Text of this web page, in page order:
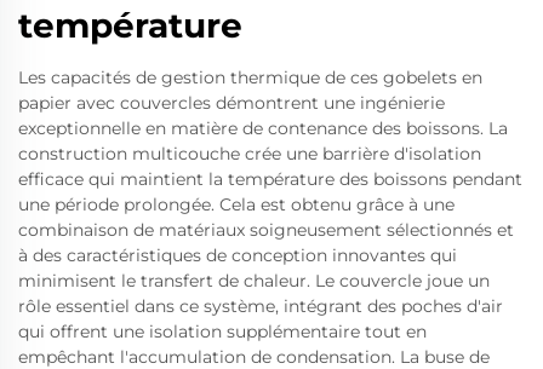
température
Les capacités de gestion thermique de ces gobelets en
papier avec couvercles démontrent une ingénierie
exceptionnelle en matière de contenance des boissons. La
construction multicouche crée une barrière d'isolation
efficace qui maintient la température des boissons pendant
une période prolongée. Cela est obtenu grâce à une
combinaison de matériaux soigneusement sélectionnés et
à des caractéristiques de conception innovantes qui
minimisent le transfert de chaleur. Le couvercle joue un
rôle essentiel dans ce système, intégrant des poches d'air
qui offrent une isolation supplémentaire tout en
empêchant l'accumulation de condensation. La buse de